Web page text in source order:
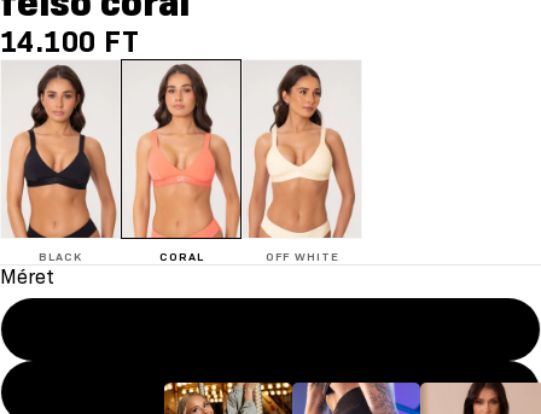
14.100 FT
BLACK CORAL OFF WHITE
Méret
S